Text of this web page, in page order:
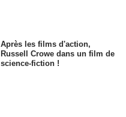
Après les films d'action,
Russell Crowe dans un film de
science-fiction !